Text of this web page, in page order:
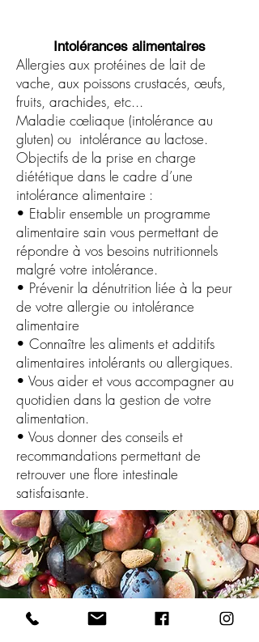
Intolérances alimentaires
Allergies aux protéines de lait de
vache, aux poissons crustacés, œufs,
fruits, arachides, etc...
Maladie cœliaque (intolérance au
gluten) ou intolérance au lactose.
Objectifs de la prise en charge
diététique dans le cadre d’une
intolérance alimentaire :
• Etablir ensemble un programme
alimentaire sain vous permettant de
répondre à vos besoins nutritionnels
malgré votre intolérance.
• Prévenir la dénutrition liée à la peur
de votre allergie ou intolérance
alimentaire
• Connaître les aliments et additifs
alimentaires intolérants ou allergiques.
• Vous aider et vous accompagner au
quotidien dans la gestion de votre
alimentation.
• Vous donner des conseils et
recommandations permettant de
retrouver une flore intestinale
satisfaisante.